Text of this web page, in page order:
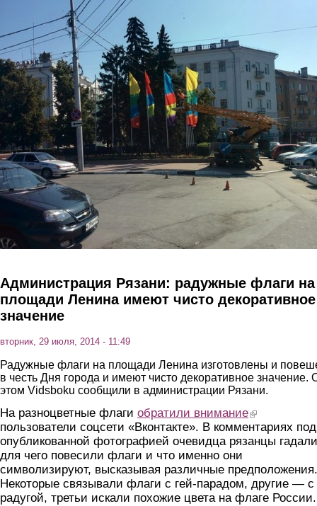
Перейти к основному содержанию
Администрация Рязани: радужные флаги на
площади Ленина имеют чисто декоративное
значение
вторник, 29 июля, 2014 - 11:49
Радужные флаги на площади Ленина изготовлены и
в честь Дня города и имеют чисто декоративное значение.
этом Vidsboku сообщили в администрации Рязани.
На разноцветные флаги обратили внимание(link is external)
пользователи соцсети «Вконтакте». В комментариях под
опубликованной фотографией очевидца рязанцы
для чего повесили флаги и что именно они
символизируют, высказывая различные предположения.
Некоторые связывали флаги с гей-парадом, другие — с
радугой, третьи искали похожие цвета на флаге России.